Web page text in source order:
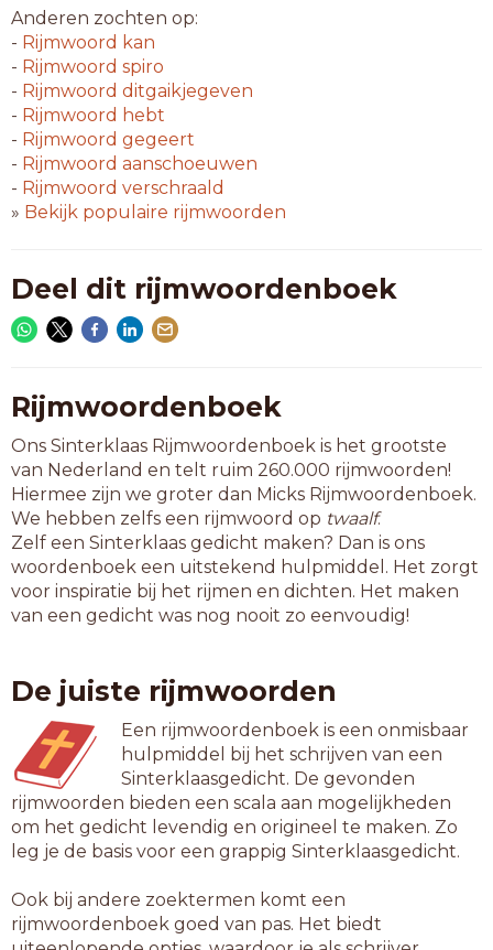
array
camee
diner
elpee
ermee
essay
foyer
fusee
gelee
logee
nawee
o jee
risee
schee
spray
tabee
6-letterwoorden
bootee
cactee
cahier
corvee
dragee
epopee
fokvee
gedwee
hachee
hoezee
ijszee
lychee
margay
Anderen zochten op:
- Rijmwoord kan
- Rijmwoord spiro
- Rijmwoord ditgaikjegeven
- Rijmwoord hebt
- Rijmwoord gegeert
- Rijmwoord aanschoeuwen
- Rijmwoord verschraald
» Bekijk populaire rijmwoorden
Deel dit rijmwoordenboek
Rijmwoordenboek
Ons Sinterklaas Rijmwoordenboek is het grootste
van Nederland en telt ruim 260.000 rijmwoorden!
Hiermee zijn we groter dan Micks Rijmwoordenboek.
We hebben zelfs een rijmwoord op twaalf.
Zelf een Sinterklaas gedicht maken? Dan is ons
woordenboek een uitstekend hulpmiddel. Het zorgt
voor inspiratie bij het rijmen en dichten. Het maken
van een gedicht was nog nooit zo eenvoudig!
De juiste rijmwoorden
Een rijmwoordenboek is een onmisbaar
hulpmiddel bij het schrijven van een
Sinterklaasgedicht. De gevonden
rijmwoorden bieden een scala aan mogelijkheden
om het gedicht levendig en origineel te maken. Zo
leg je de basis voor een grappig Sinterklaasgedicht.
Ook bij andere zoektermen komt een
rijmwoordenboek goed van pas. Het biedt